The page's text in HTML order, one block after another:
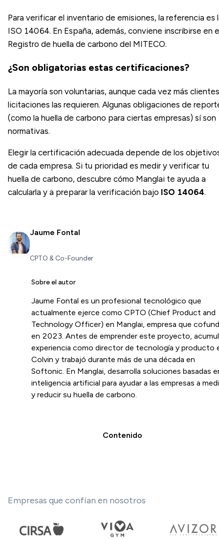
Para verificar el inventario de emisiones, la referencia es
ISO 14064. En España, además, conviene inscribirse en
Registro de huella de carbono del MITECO.
¿Son obligatorias estas certificaciones?
La mayoría son voluntarias, aunque cada vez más
licitaciones las requieren. Algunas obligaciones de
(como la huella de carbono para ciertas empresas) sí son
normativas.
Elegir la certificación adecuada depende de los
de cada empresa. Si tu prioridad es medir y verificar tu
huella de carbono, descubre cómo Manglai te ayuda a
calcularla y a preparar la verificación bajo ISO 14064.
Jaume Fontal
CPTO & Co-Founder
Sobre el autor
Jaume Fontal es un profesional tecnológico que
actualmente ejerce como CPTO (Chief Product and
Technology Officer) en Manglai, empresa que
en 2023. Antes de emprender este proyecto,
experiencia como director de tecnología y producto
Colvin y trabajó durante más de una década en
Softonic. En Manglai, desarrolla soluciones basadas
inteligencia artificial para ayudar a las empresas a
y reducir su huella de carbono.
Contenido
Empresas que confían en nosotros